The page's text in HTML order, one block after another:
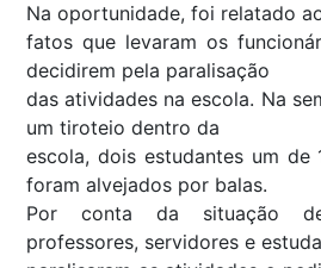
Na oportunidade, foi relatado
fatos que levaram os
decidirem pela paralisação
das atividades na escola. Na
um tiroteio dentro da
escola, dois estudantes um de
foram alvejados por balas.
Por conta da situação
professores, servidores e